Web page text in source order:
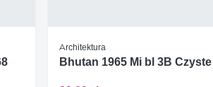
Architektura
Bhutan 1965 Mi bl 3B Czyste